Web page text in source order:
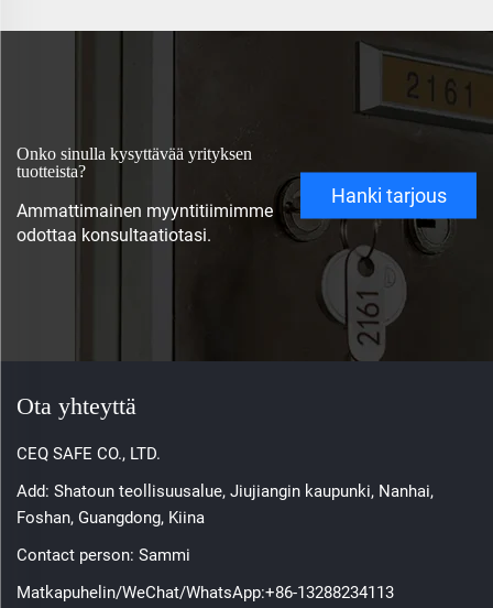
Onko sinulla kysyttävää yrityksen
tuotteista?
Ammattimainen myyntitiimimme
odottaa konsultaatiotasi.
Hanki tarjous
Ota yhteyttä
CEQ SAFE CO., LTD.
Add: Shatoun teollisuusalue, Jiujiangin kaupunki, Nanhai,
Foshan, Guangdong, Kiina
Contact person: Sammi
Matkapuhelin/WeChat/WhatsApp:+86-13288234113